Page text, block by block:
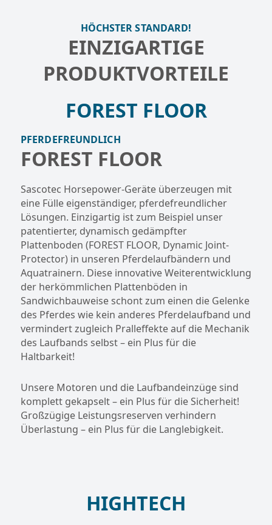
HÖCHSTER STANDARD!
EINZIGARTIGE
PRODUKTVORTEILE
FOREST FLOOR
PFERDEFREUNDLICH
FOREST FLOOR
Sascotec Horsepower-Geräte überzeugen mit
eine Fülle eigenständiger, pferdefreundlicher
Lösungen. Einzigartig ist zum Beispiel unser
patentierter, dynamisch gedämpfter
Plattenboden (FOREST FLOOR, Dynamic Joint-
Protector) in unseren Pferdelaufbändern und
Aquatrainern. Diese innovative Weiterentwicklung
der herkömmlichen Plattenböden in
Sandwichbauweise schont zum einen die Gelenke
des Pferdes wie kein anderes Pferdelaufband und
vermindert zugleich Pralleffekte auf die Mechanik
des Laufbands selbst – ein Plus für die
Haltbarkeit!
Unsere Motoren und die Laufbandeinzüge sind
komplett gekapselt – ein Plus für die Sicherheit!
Großzügige Leistungsreserven verhindern
Überlastung – ein Plus für die Langlebigkeit.
HIGHTECH